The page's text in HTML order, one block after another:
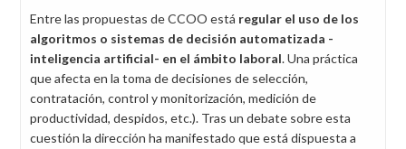
Entre las propuestas de CCOO está regular el uso de los
algoritmos o sistemas de decisión automatizada -
inteligencia artificial- en el ámbito laboral. Una práctica
que afecta en la toma de decisiones de selección,
contratación, control y monitorización, medición de
productividad, despidos, etc.). Tras un debate sobre esta
cuestión la dirección ha manifestado que está dispuesta a